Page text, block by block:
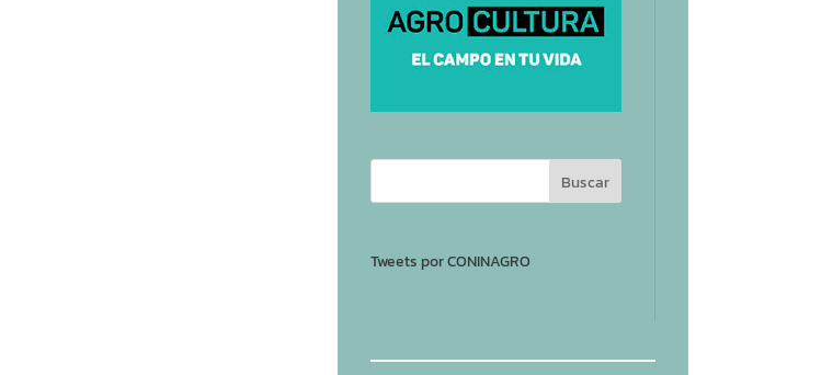
Tweets por CONINAGRO